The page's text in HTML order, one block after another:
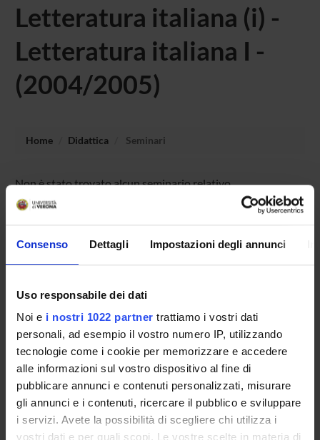
Consenso Dettagli Impostazioni degli annunci
Uso responsabile dei dati
Noi e i nostri 1022 partner trattiamo i vostri dati
personali, ad esempio il vostro numero IP, utilizzando
tecnologie come i cookie per memorizzare e accedere
alle informazioni sul vostro dispositivo al fine di
pubblicare annunci e contenuti personalizzati, misurare
gli annunci e i contenuti, ricercare il pubblico e sviluppare
i servizi. Avete la possibilità di scegliere chi utilizza i
vostri dati e per quali scopi. Le vostre scelte in materia di
Letteratura italiana (i) -
Letteratura italiana I -
(2004/2005)
Home Didattica Seminari
Non è stato trovato alcun seminario relativo
all'insegnamento Letteratura italiana (i).
OFFERTA FORMATIVA
CORSI DI STUDIO
DOTTORATI DI RICERCA E FORMAZIONE
SUPERIORE
Contatti
Persone
Luoghi